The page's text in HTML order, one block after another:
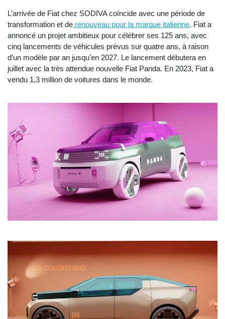
L’arrivée de Fiat chez SODIVA coïncide avec une période de
transformation et de renouveau pour la marque italienne. Fiat a
annoncé un projet ambitieux pour célébrer ses 125 ans, avec
cinq lancements de véhicules prévus sur quatre ans, à raison
d’un modèle par an jusqu’en 2027. Le lancement débutera en
juillet avec la très attendue nouvelle Fiat Panda. En 2023, Fiat a
vendu 1,3 million de voitures dans le monde.